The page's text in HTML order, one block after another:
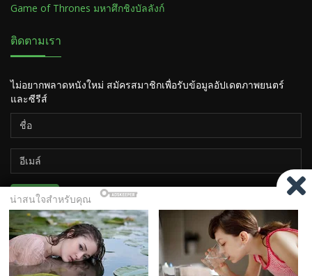
Game of Thrones มหาศึกชิงบัลลังก์
ติดตามเรา
ไม่อยากพลาดหนังใหม่ สมัครสมาชิกเพื่อรับข้อมูลอัปเดตภาพยนตร์
และซีรีส์
ติดตาม
Copyright ©2026HiSOTV.COM เว็บดูหนัง ซีรีส์ ออนไลน์ ฟรี